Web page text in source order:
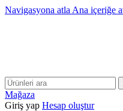
Navigasyona atla Ana içeriğe
Mağaza
Giriş yap Hesap oluştur